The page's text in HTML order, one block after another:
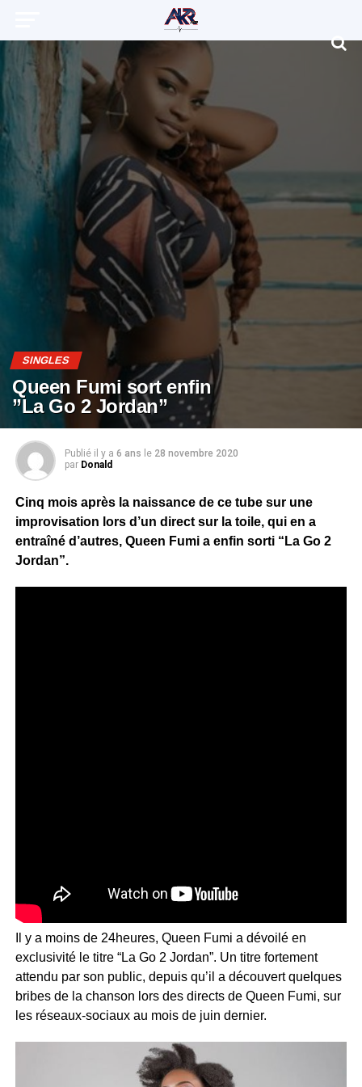
SINGLES
Queen Fumi sort enfin
”La Go 2 Jordan”
Publié il y a 6 ans le 28 novembre 2020
par Donald
Cinq mois après la naissance de ce tube sur une
improvisation lors d’un direct sur la toile, qui en a
entraîné d’autres, Queen Fumi a enfin sorti “La Go 2
Jordan”.
Il y a moins de 24heures, Queen Fumi a dévoilé en
exclusivité le titre “La Go 2 Jordan”. Un titre fortement
attendu par son public, depuis qu’il a découvert quelques
bribes de la chanson lors des directs de Queen Fumi, sur
les réseaux-sociaux au mois de juin dernier.